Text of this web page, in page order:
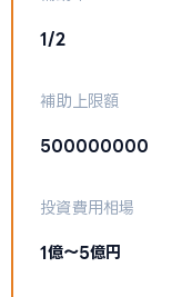
1/2
補助上限額
500000000
投資費用相場
1億〜5億円